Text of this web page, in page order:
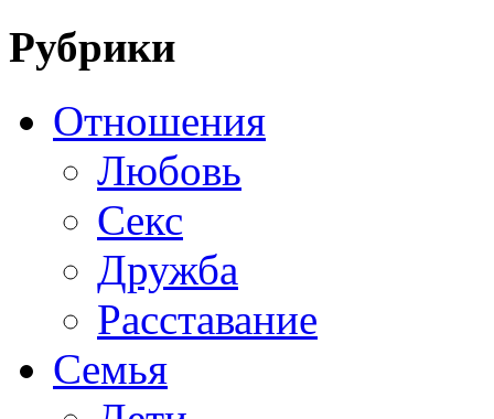
Рубрики
Отношения
Любовь
Секс
Дружба
Расставание
Семья